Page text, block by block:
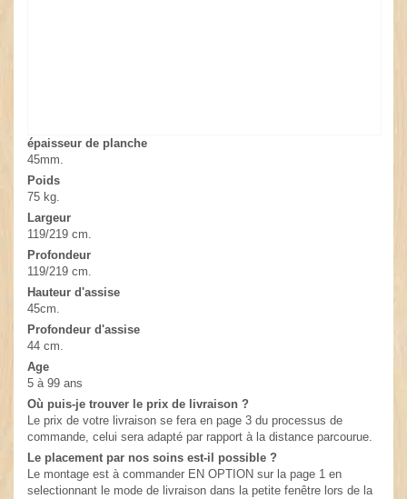
épaisseur de planche
45mm.
Poids
75 kg.
Largeur
119/219 cm.
Profondeur
119/219 cm.
Hauteur d'assise
45cm.
Profondeur d'assise
44 cm.
Age
5 à 99 ans
Où puis-je trouver le prix de livraison ?
Le prix de votre livraison se fera en page 3 du processus de
commande, celui sera adapté par rapport à la distance parcourue.
Le placement par nos soins est-il possible ?
Le montage est à commander EN OPTION sur la page 1 en
selectionnant le mode de livraison dans la petite fenêtre lors de la